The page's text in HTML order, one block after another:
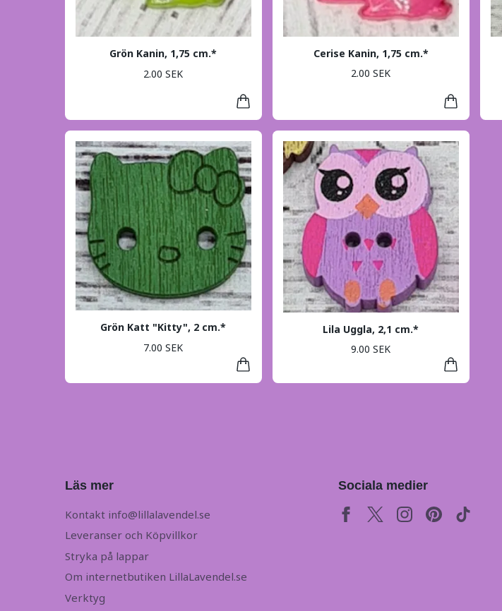
Grön Kanin, 1,75 cm.*
2.00 SEK
Cerise Kanin, 1,75 cm.*
2.00 SEK
Grön Katt "Kitty", 2 cm.*
7.00 SEK
Lila Uggla, 2,1 cm.*
9.00 SEK
Läs mer
Kontakt info@lillalavendel.se
Leveranser och Köpvillkor
Stryka på lappar
Om internetbutiken LillaLavendel.se
Verktyg
Sociala medier